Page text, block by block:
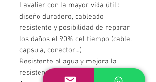
Lavalier con la mayor vida útil :
diseño duradero, cableado
resistente y posibilidad de reparar
los daños el 90% del tiempo (cable,
capsula, conector…)
Resistente al agua y mejora la
resistencia a la humedad